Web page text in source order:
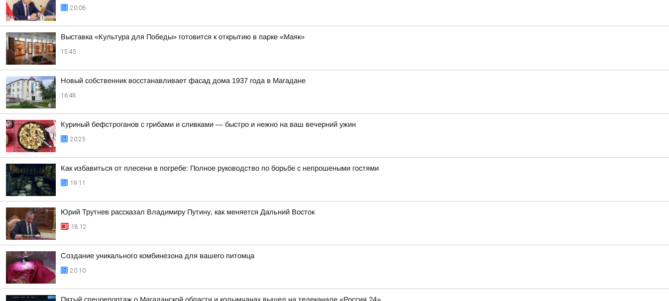
20:06
Выставка «Культура для Победы» готовится к открытию в парке «Маяк»
15:45
Новый собственник восстанавливает фасад дома 1937 года в Магадане
16:48
Куриный бефстроганов с грибами и сливками — быстро и нежно на ваш вечерний ужин
20:25
Как избавиться от плесени в погребе: Полное руководство по борьбе с непрошеными гостями
19:11
Юрий Трутнев рассказал Владимиру Путину, как меняется Дальний Восток
18:12
Создание уникального комбинезона для вашего питомца
20:10